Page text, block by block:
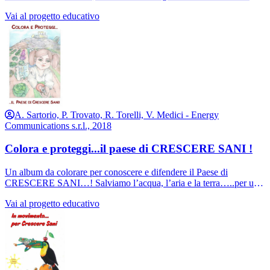
Tutti questi consigli sono contenuti in un nuovo opuscolo di
Crescere Sani Onlus al servizio delle famiglie e coincide con
l’ingresso della dr.ssa Marcella Ponchio nella grande famiglia di
Crescere Sani.
Vai al progetto educativo
A. Sartorio, P. Trovato, R. Torelli, V. Medici - Energy
Communications s.r.l., 2018
Colora e proteggi...il paese di CRESCERE SANI !
Un album da colorare per conoscere e difendere il Paese di
CRESCERE SANI…! Salviamo l’acqua, l’aria e la terra…..per un
Un progetto educativo voluto dal prof. Alessandro Sartorio,
sviluppato e finanziato da CRESCERESANI Onlus a cura delle
prof.sse Palmina Trovato (lettere) e Rita Torelli (scienze) della
Scuola in Ospedale di Piancavallo IC Alto Verbano (VB).
Disegni originali della prof.ssa Valentina Medici (educazione
artistica), filastrocche a cura degli alunni delle classi I-II-II media
Vai al progetto educativo